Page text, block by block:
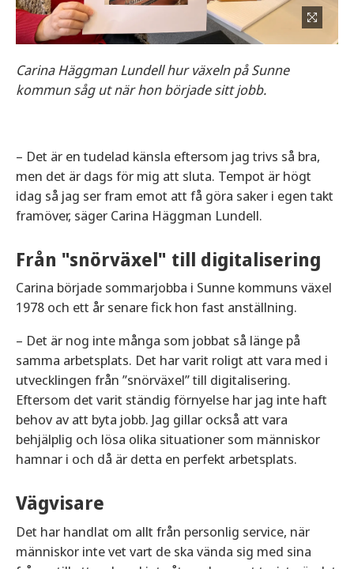
Carina Häggman Lundell hur växeln på Sunne
kommun såg ut när hon började sitt jobb.
– Det är en tudelad känsla eftersom jag trivs så bra,
men det är dags för mig att sluta. Tempot är högt
idag så jag ser fram emot att få göra saker i egen takt
framöver, säger Carina Häggman Lundell.
Från "snörväxel" till digitalisering
Carina började sommarjobba i Sunne kommuns växel
1978 och ett år senare fick hon fast anställning.
– Det är nog inte många som jobbat så länge på
samma arbetsplats. Det har varit roligt att vara med i
utvecklingen från ”snörväxel” till digitalisering.
Eftersom det varit ständig förnyelse har jag inte haft
behov av att byta jobb. Jag gillar också att vara
behjälplig och lösa olika situationer som människor
hamnar i och då är detta en perfekt arbetsplats.
Vägvisare
Det har handlat om allt från personlig service, när
människor inte vet vart de ska vända sig med sina